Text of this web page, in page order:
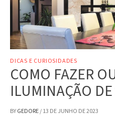
DICAS E CURIOSIDADES
COMO FAZER
ILUMINAÇÃO
BYGEDORE/13 DE JUNHO DE 2023